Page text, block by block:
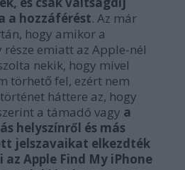
a hozzáférést. Az már
hogy amikor a
emiatt az Apple-nél
nekik, hogy mivel
törhető fel, ezért nem
háttere az, hogy
a támadó vagy a
helyszínről és más
jelszavaikat elkezdték
Apple Find My iPhone